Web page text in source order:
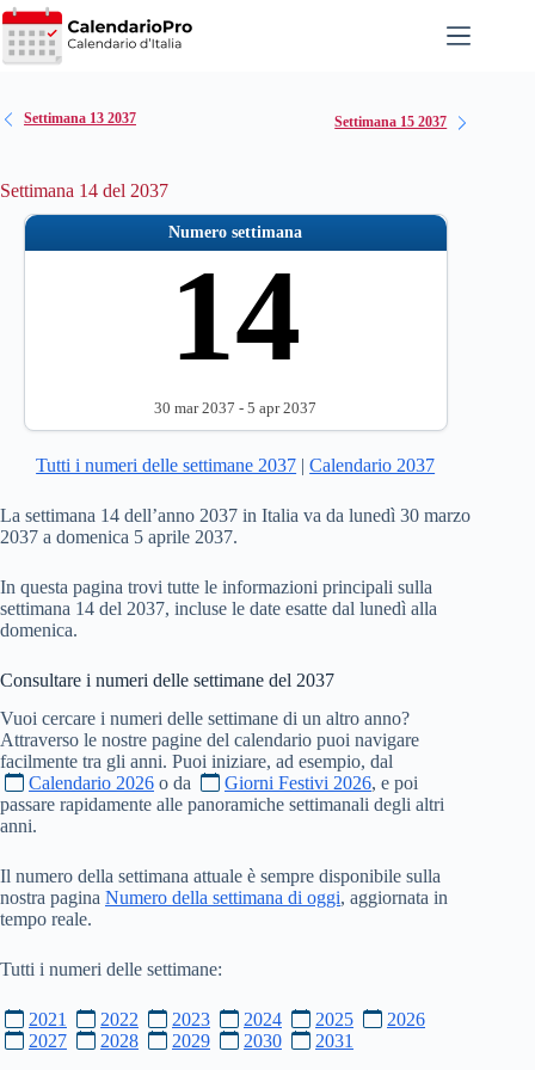
Salta
al
contenuto
Settimana 13 2037 Settimana 15 2037
Settimana 14 del 2037
Numero settimana
14
30 mar 2037 - 5 apr 2037
Tutti i numeri delle settimane 2037 |Calendario 2037
La settimana 14 dell’anno 2037 in Italia va da lunedì 30 marzo
2037 a domenica 5 aprile 2037.
In questa pagina trovi tutte le informazioni principali sulla
settimana 14 del 2037, incluse le date esatte dal lunedì alla
domenica.
Consultare i numeri delle settimane del 2037
Vuoi cercare i numeri delle settimane di un altro anno?
Attraverso le nostre pagine del calendario puoi navigare
facilmente tra gli anni. Puoi iniziare, ad esempio, dal
Calendario 2026 o da Giorni Festivi 2026, e poi
passare rapidamente alle panoramiche settimanali degli altri
anni.
Il numero della settimana attuale è sempre disponibile sulla
nostra pagina Numero della settimana di oggi, aggiornata in
tempo reale.
Tutti i numeri delle settimane:
2021 2022 2023 2024 2025
2026
2027
2028 2029 2030 2031